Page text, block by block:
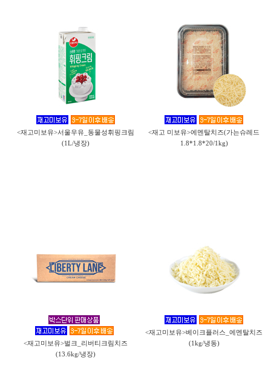
<재고미보유>서울우유_동물성휘핑크림
(1L/냉장)
<재고 미보유>에멘탈치즈(가는슈레드
1.8*1.8*20/1kg)
<재고미보유>벌크_리버티크림치즈
(13.6kg/냉장)
<재고미보유>베이크플러스_에멘탈치즈
(1kg/냉동)